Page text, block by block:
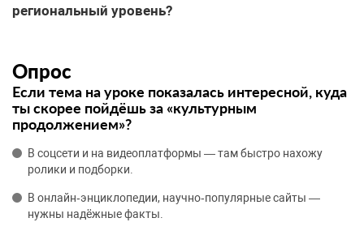
региональный уровень?
Опрос
Если тема на уроке показалась интересной, куда
ты скорее пойдёшь за «культурным
продолжением»?
В соцсети и на видеоплатформы — там быстро нахожу
ролики и подборки.
В онлайн‑энциклопедии, научно‑популярные сайты —
нужны надёжные факты.